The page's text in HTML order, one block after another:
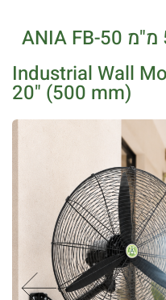
Industrial Wall
20" (500 mm)